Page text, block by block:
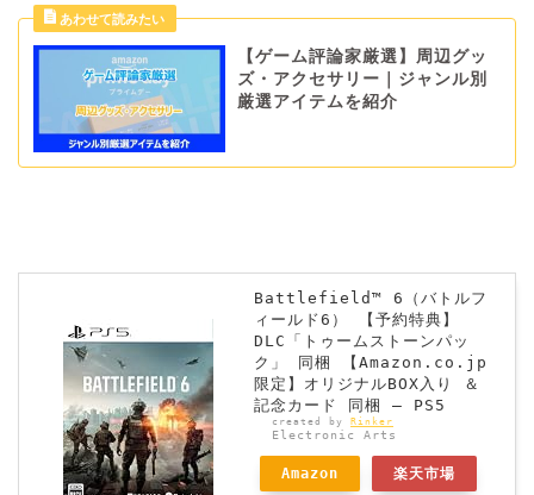
【ゲーム評論家厳選】周辺グッ
ズ・アクセサリー｜ジャンル別
厳選アイテムを紹介
Battlefield™ 6（バトルフ
ィールド6） 【予約特典】
DLC「トゥームストーンパッ
ク」 同梱 【Amazon.co.jp
限定】オリジナルBOX入り ＆
記念カード 同梱 – PS5
created by Rinker
Electronic Arts
Amazon 楽天市場